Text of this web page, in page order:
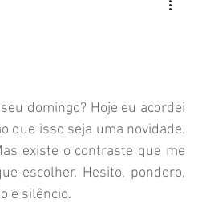
Viaje conosco África do Sul
domingo? Hoje eu acordei
que isso seja uma novidade.
existe o contraste que me
escolher. Hesito, pondero,
e silêncio.